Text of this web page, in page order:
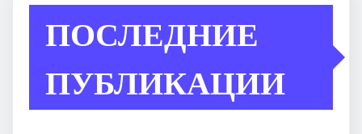
ПОСЛЕДНИЕ
ПУБЛИКАЦИИ